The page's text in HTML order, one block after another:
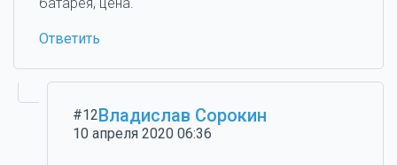
Ответить
#12Владислав Сорокин
10 апреля 2020 06:36